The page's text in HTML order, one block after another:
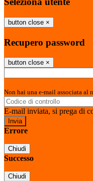
button close ×
Recupero password
button close ×
Non hai una e-mail associata al
E-mail inviata, si prega di
Errore
Chiudi
Successo
Chiudi